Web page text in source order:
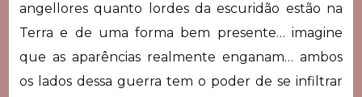
angellores quanto lordes da escuridão estão na
Terra e de uma forma bem presente… imagine
que as aparências realmente enganam… ambos
os lados dessa guerra tem o poder de se infiltrar